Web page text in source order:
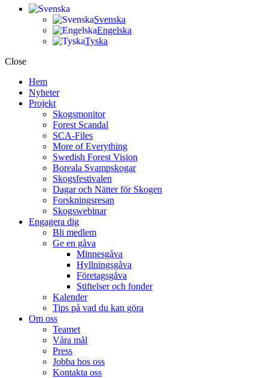
Svenska
Engelska
Tyska
Close
Hem
Nyheter
Projekt
Skogsmonitor
Forest Scandal
SCA-Files
More of Everything
Swedish Forest Vision
Boreala Svampskogar
Skogsfestivalen
Dagar och Nätter för Skogen
Forskningsresan
Skogswebinar
Engagera dig
Bli medlem
Ge en gåva
Minnesgåva
Hyllningsgåva
Företagsgåva
Stiftelser och fonder
Kalender
Tips på vad du kan göra
Om oss
Teamet
Våra mål​
Press
Jobba hos oss
Kontakta oss